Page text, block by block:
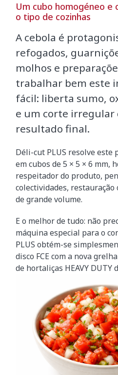
Um cubo homogéneo
o tipo de cozinhas
A cebola é
refogados,
molhos e
trabalhar bem este
fácil: liberta sumo,
e um corte irregular
resultado final.
Déli-cut PLUS resolve este
em cubos de 5 × 5 × 6 mm,
respeitador do produto,
colectividades, restauração
de grande volume.
E o melhor de tudo: não
máquina especial para o
PLUS obtém-se
disco FCE com a nova
de hortaliças HEAVY DUTY